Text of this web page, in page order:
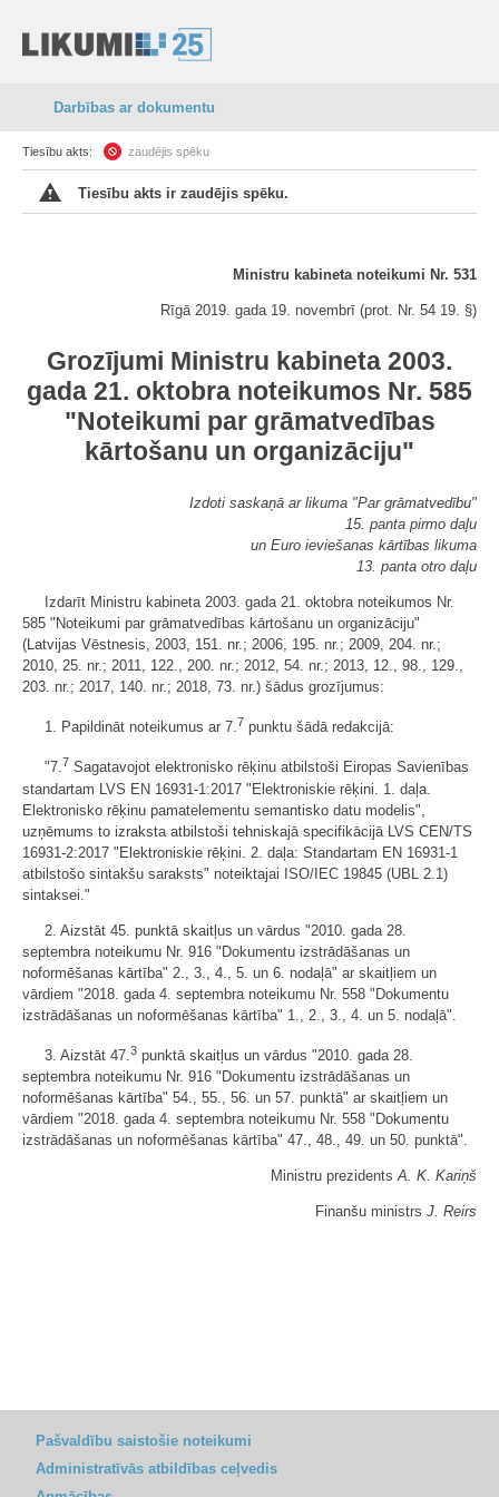
Darbības ar dokumentu
Tiesību akts: zaudējis spēku
Tiesību akts ir zaudējis spēku.
Ministru kabineta noteikumi Nr. 531
Rīgā 2019. gada 19. novembrī (prot. Nr. 54 19. §)
Grozījumi Ministru kabineta 2003.
gada 21. oktobra noteikumos Nr. 585
"Noteikumi par grāmatvedības
kārtošanu un organizāciju"
Izdoti saskaņā ar likuma "Par grāmatvedību"
15. panta pirmo daļu
un Euro ieviešanas kārtības likuma
13. panta otro daļu
Izdarīt Ministru kabineta 2003. gada 21. oktobra noteikumos Nr.
585 "Noteikumi par grāmatvedības kārtošanu un organizāciju"
(Latvijas Vēstnesis, 2003, 151. nr.; 2006, 195. nr.; 2009, 204. nr.;
2010, 25. nr.; 2011, 122., 200. nr.; 2012, 54. nr.; 2013, 12., 98., 129.,
203. nr.; 2017, 140. nr.; 2018, 73. nr.) šādus grozījumus:
1. Papildināt noteikumus ar 7.7 punktu šādā redakcijā:
"7.7 Sagatavojot elektronisko rēķinu atbilstoši Eiropas Savienības
standartam LVS EN 16931-1:2017 "Elektroniskie rēķini. 1. daļa.
Elektronisko rēķinu pamatelementu semantisko datu modelis",
uzņēmums to izraksta atbilstoši tehniskajā specifikācijā LVS CEN/TS
16931-2:2017 "Elektroniskie rēķini. 2. daļa: Standartam EN 16931-1
atbilstošo sintakšu saraksts" noteiktajai ISO/IEC 19845 (UBL 2.1)
sintaksei."
2. Aizstāt 45. punktā skaitļus un vārdus "2010. gada 28.
septembra noteikumu Nr. 916 "Dokumentu izstrādāšanas un
noformēšanas kārtība" 2., 3., 4., 5. un 6. nodaļā" ar skaitļiem un
vārdiem "2018. gada 4. septembra noteikumu Nr. 558 "Dokumentu
izstrādāšanas un noformēšanas kārtība" 1., 2., 3., 4. un 5. nodaļā".
3. Aizstāt 47. 3 punktā skaitļus un vārdus "2010. gada 28.
septembra noteikumu Nr. 916 "Dokumentu izstrādāšanas un
noformēšanas kārtība" 54., 55., 56. un 57. punktā" ar skaitļiem un
vārdiem "2018. gada 4. septembra noteikumu Nr. 558 "Dokumentu
izstrādāšanas un noformēšanas kārtība" 47., 48., 49. un 50. punktā".
Ministru prezidents A. K. Kariņš
Finanšu ministrs J. Reirs
Pašvaldību saistošie noteikumi
Administratīvās atbildības ceļvedis